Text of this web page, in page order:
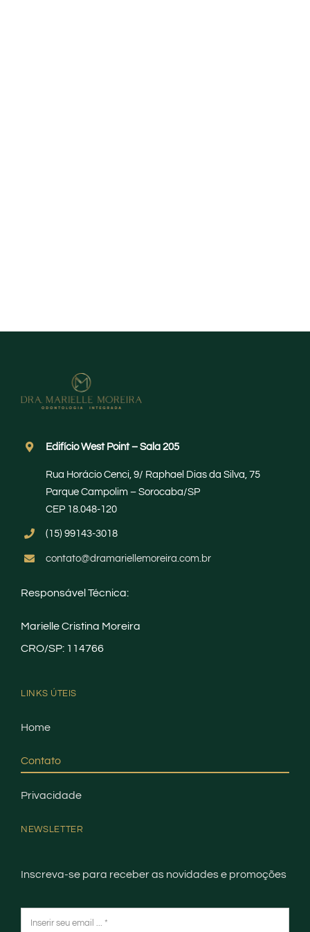
Edifício West Point – Sala 205
Rua Horácio Cenci, 9/ Raphael Dias da Silva, 75
Parque Campolim – Sorocaba/SP
CEP 18.048-120
(15) 99143-3018
contato@dramariellemoreira.com.br
Responsável Técnica:
Marielle Cristina Moreira
CRO/SP: 114766
LINKS ÚTEIS
Home
Contato
Privacidade
NEWSLETTER
Inscreva-se para receber as novidades e promoções